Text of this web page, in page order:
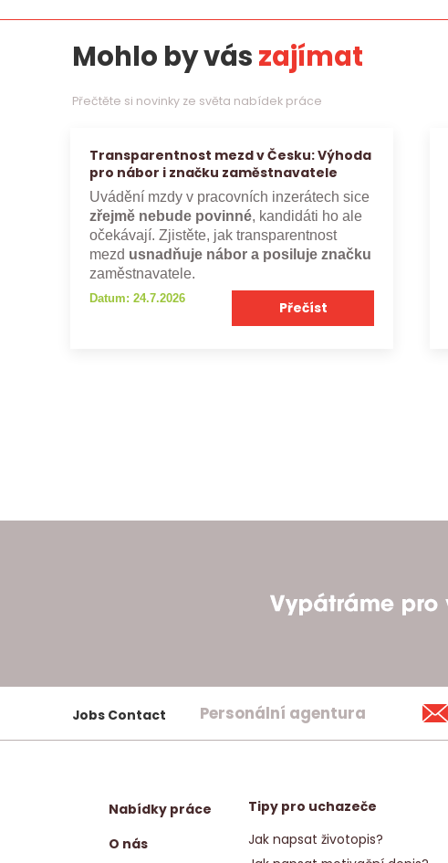
Mohlo by vászajímat
Přečtěte si novinky ze světa nabídek práce
Transparentnost mezd v Česku: Výhoda
pro nábor i značku zaměstnavatele
Uvádění mzdy v pracovních inzerátech sice
zřejmě nebude povinné, kandidáti ho ale
očekávají. Zjistěte, jak transparentnost
mezd usnadňuje nábor a posiluje značku
zaměstnavatele.
Datum: 24.7.2026
Přečíst
Jobs Contact Personální agentura
Nabídky práce
O nás
Tipy pro uchazeče
Jak napsat životopis?